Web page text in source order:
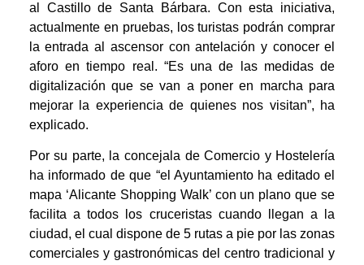
al Castillo de Santa Bárbara. Con esta iniciativa,
actualmente en pruebas, los turistas podrán comprar
la entrada al ascensor con antelación y conocer el
aforo en tiempo real. “Es una de las medidas de
digitalización que se van a poner en marcha para
mejorar la experiencia de quienes nos visitan”, ha
explicado.
Por su parte, la concejala de Comercio y Hostelería
ha informado de que “el Ayuntamiento ha editado el
mapa ‘Alicante Shopping Walk’ con un plano que se
facilita a todos los cruceristas cuando llegan a la
ciudad, el cual dispone de 5 rutas a pie por las zonas
comerciales y gastronómicas del centro tradicional y